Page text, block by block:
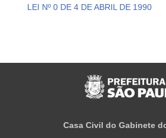
LEI Nº 0 DE 4 DE ABRIL DE 1990
Casa Civil do Gabinete